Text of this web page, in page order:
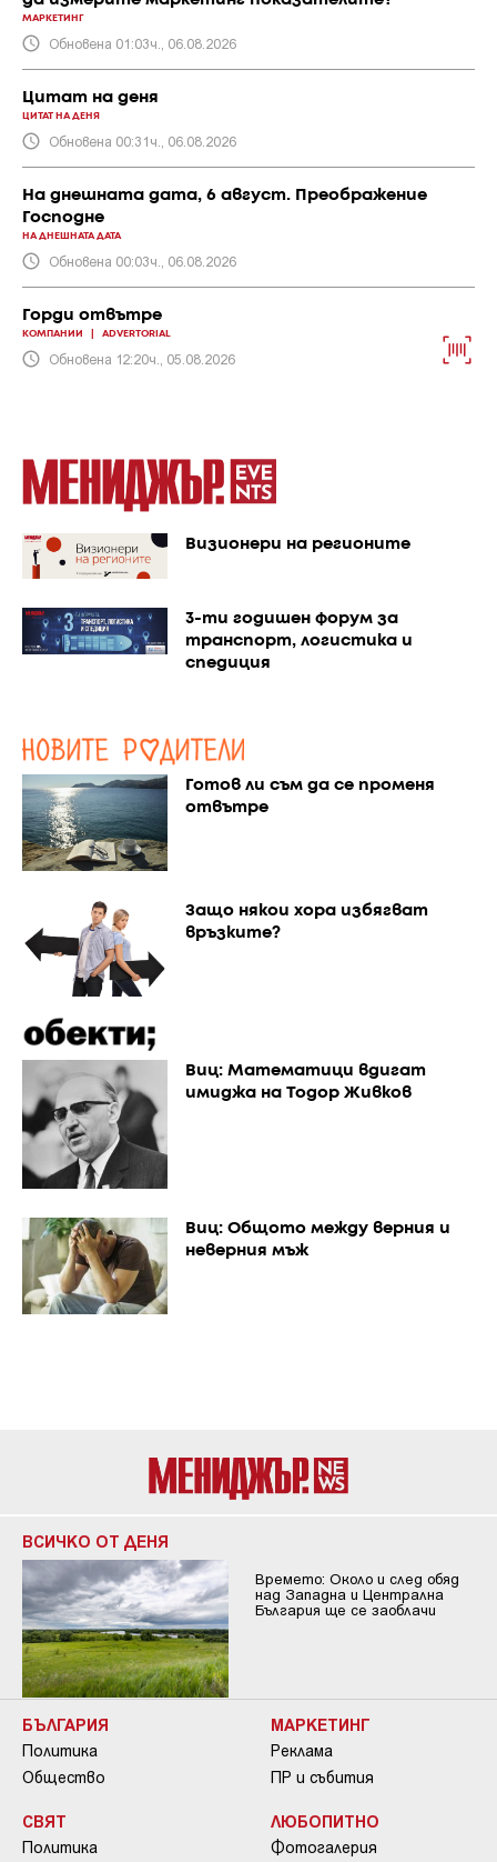
МАРКЕТИНГ
Обновена 01:03ч., 06.08.2026
Цитат на деня
ЦИТАТ НА ДЕНЯ
Обновена 00:31ч., 06.08.2026
На днешната дата, 6 август. Преображение
Господне
НА ДНЕШНАТА ДАТА
Обновена 00:03ч., 06.08.2026
Горди отвътре
КОМПАНИИ ADVERTORIAL
Обновена 12:20ч., 05.08.2026
Визионери на регионите
3-ти годишен форум за
транспорт, логистика и
спедиция
Готов ли съм да се променя
отвътре
Защо някои хора избягват
връзките?
Виц: Математици вдигат
имиджа на Тодор Живков
Виц: Общото между верния и
неверния мъж
ВСИЧКО ОТ ДЕНЯ
Времето: Около и след обяд
над Западна и Централна
България ще се заоблачи
БЪЛГАРИЯ
Политика
Общество
СВЯТ
Политика
МАРКЕТИНГ
Реклама
ПР и събития
ЛЮБОПИТНО
Фотогалерия